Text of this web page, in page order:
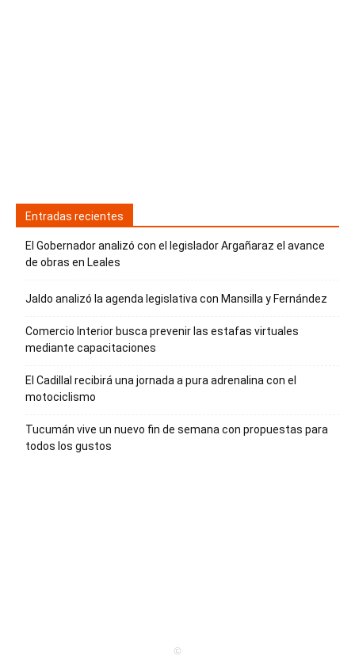
Entradas recientes
El Gobernador analizó con el legislador Argañaraz el avance
de obras en Leales
Jaldo analizó la agenda legislativa con Mansilla y Fernández
Comercio Interior busca prevenir las estafas virtuales
mediante capacitaciones
El Cadillal recibirá una jornada a pura adrenalina con el
motociclismo
Tucumán vive un nuevo fin de semana con propuestas para
todos los gustos
©